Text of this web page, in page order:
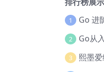
1 Go 进
2
3